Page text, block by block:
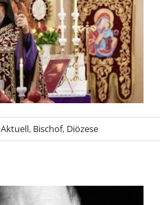
Aktuell, Bischof, Diözese